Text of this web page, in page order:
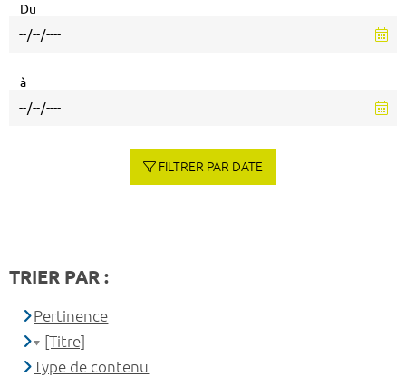
Du
à
FILTRER PAR DATE
TRIER PAR :
Pertinence
[Titre]
Type de contenu